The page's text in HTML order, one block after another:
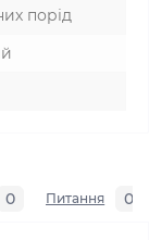
порід
0 Питання 0